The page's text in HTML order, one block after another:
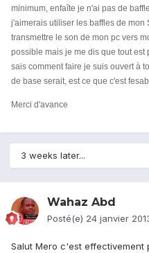
minimum, enfaîte je n'ai pas de
j'aimerais utiliser les baffles de mon
transmettre le son de mon pc vers
possible mais je me dis que tout
sais comment faire je suis ouvert à
de base serait, est ce que c'est
Merci d'avance
3 weeks later...
Wahaz Abd
Posté(e) 24 janvier
Salut Mero c'est effectivement